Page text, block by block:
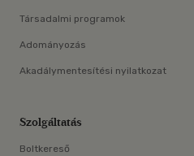
Társadalmi programok
Adományozás
Akadálymentesítési nyilatkozat
Szolgáltatás
Boltkereső